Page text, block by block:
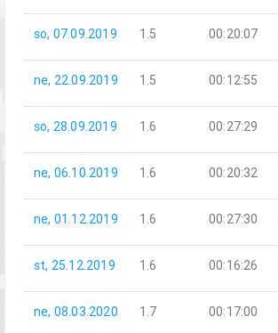
so, 07.09.2019 1.5 00:20:07
ne, 22.09.2019 1.5 00:12:55
so, 28.09.2019 1.6 00:27:29
ne, 06.10.2019 1.6 00:20:32
ne, 01.12.2019 1.6 00:27:30
st, 25.12.2019 1.6 00:16:26
ne, 08.03.2020 1.7 00:17:00